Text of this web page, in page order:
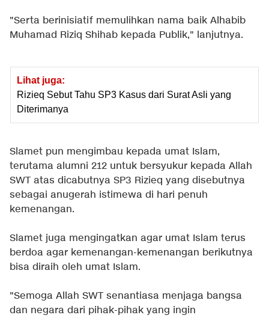
"Serta berinisiatif memulihkan nama baik Alhabib
Muhamad Riziq Shihab kepada Publik," lanjutnya.
Lihat juga:
Rizieq Sebut Tahu SP3 Kasus dari Surat Asli yang
Diterimanya
Slamet pun mengimbau kepada umat Islam,
terutama alumni 212 untuk bersyukur kepada Allah
SWT atas dicabutnya SP3 Rizieq yang disebutnya
sebagai anugerah istimewa di hari penuh
kemenangan.
Slamet juga mengingatkan agar umat Islam terus
berdoa agar kemenangan-kemenangan berikutnya
bisa diraih oleh umat Islam.
"Semoga Allah SWT senantiasa menjaga bangsa
dan negara dari pihak-pihak yang ingin